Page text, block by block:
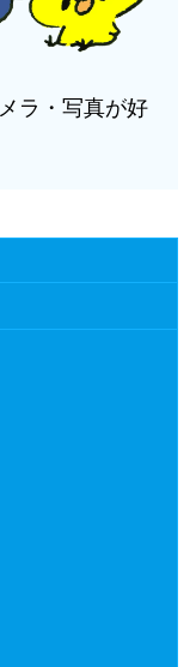
ラ・写真が好